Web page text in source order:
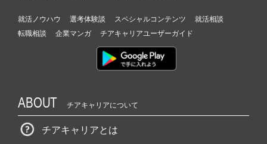
就活ノウハウ 選考体験談 スペシャルコンテンツ
就活相談
転職相談
企業マンガ チアキャリアユーザーガイド
ABOUT チアキャリアについて
チアキャリアとは